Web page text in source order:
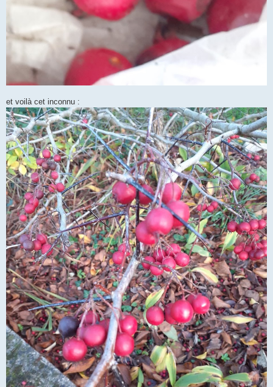
et voilà cet inconnu :